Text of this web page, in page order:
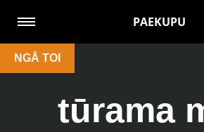
PAEKUPU
NGĀ TOI
tūrama